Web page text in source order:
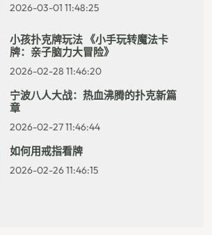
2026-03-01 11:48:25
小孩扑克牌玩法 《小手玩转魔法卡
牌：亲子脑力大冒险》
2026-02-28 11:46:20
宁波八人大战：热血沸腾的扑克新篇
章
2026-02-27 11:46:44
如何用戒指看牌
2026-02-26 11:46:15